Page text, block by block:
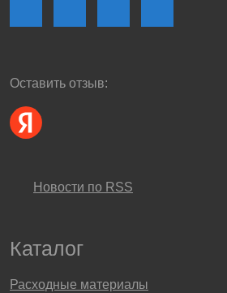
Оставить отзыв:
Новости по RSS
Каталог
Расходные материалы